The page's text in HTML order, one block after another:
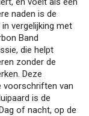
naden is de
vergelijking met
Band
die helpt
zonder de
Deze
voorschriften van
is de
of nacht, op de